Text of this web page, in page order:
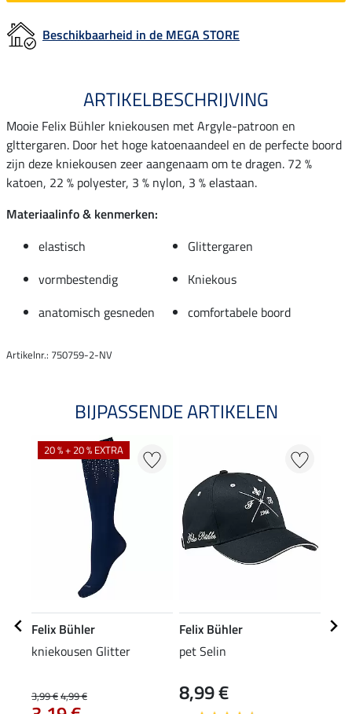
Beschikbaarheid in de MEGA STORE
ARTIKELBESCHRIJVING
Mooie Felix Bühler kniekousen met Argyle-patroon en
glttergaren. Door het hoge katoenaandeel en de perfecte boord
zijn deze kniekousen zeer aangenaam om te dragen. 72 %
katoen, 22 % polyester, 3 % nylon, 3 % elastaan.
Materiaalinfo & kenmerken:
elastisch
Glittergaren
vormbestendig
Kniekous
anatomisch gesneden
comfortabele boord
Artikelnr.: 750759-2-NV
BIJPASSENDE ARTIKELEN
20 % + 20 % EXTRA
Felix Bühler
kniekousen Glitter
3,99 €4,99 €
Felix Bühler
pet Selin
8,99 €